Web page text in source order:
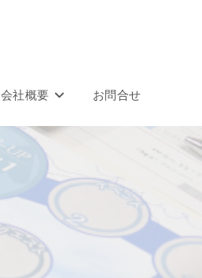
会社概要 お問合せ